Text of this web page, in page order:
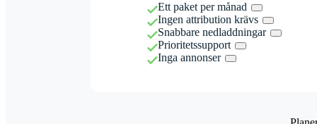
Ett paket per månad
Ingen attribution krävs
Snabbare nedladdningar
Prioritetssupport
Inga annonser